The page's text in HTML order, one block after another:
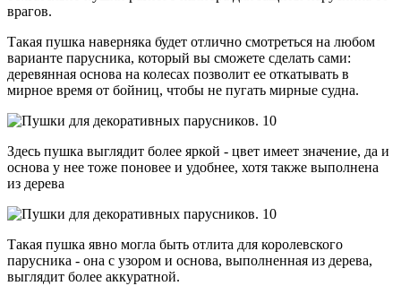
врагов.
Такая пушка наверняка будет отлично смотреться на любом
варианте парусника, который вы сможете сделать сами:
деревянная основа на колесах позволит ее откатывать в
мирное время от бойниц, чтобы не пугать мирные судна.
Здесь пушка выглядит более яркой - цвет имеет значение, да и
основа у нее тоже поновее и удобнее, хотя также выполнена
из дерева
Такая пушка явно могла быть отлита для королевского
парусника - она с узором и основа, выполненная из дерева,
выглядит более аккуратной.